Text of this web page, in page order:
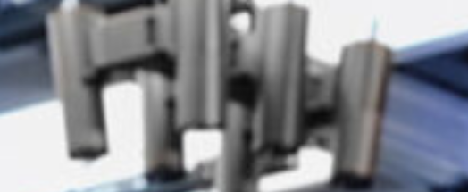
Supervisión y optimización
de la cadena de suministro